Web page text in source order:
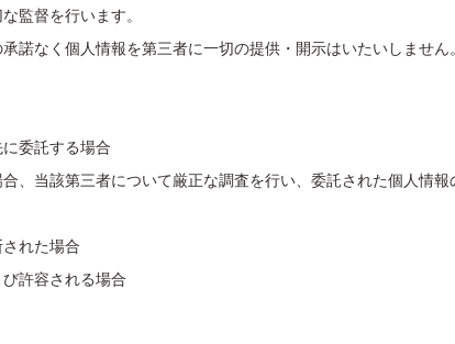
監督を行います。
諾なく個人情報を第三者に一切の提供・開示はいたいしません。
委託する場合
当該第三者について厳正な調査を行い、委託された個人情報
れた場合
許容される場合